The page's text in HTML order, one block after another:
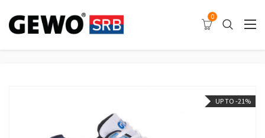
0
UP TO -21%